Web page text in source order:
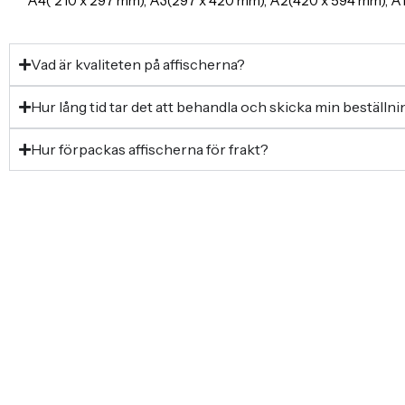
Vad är kvaliteten på affischerna?
Hur lång tid tar det att behandla och skicka min
Hur förpackas affischerna för frakt?